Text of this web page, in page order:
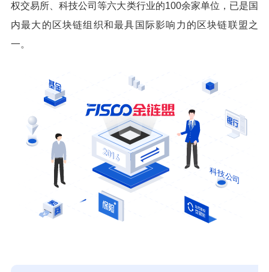
权交易所、科技公司等六大类行业的100余家单位，已是国
内最大的区块链组织和最具国际影响力的区块链联盟之
一。